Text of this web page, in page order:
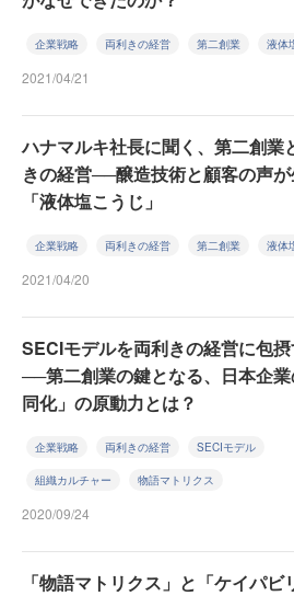
企業戦略 両利きの経営 第二創業 液体
2021/04/21
ハナマルキ社長に聞く、第二創業
きの経営──醸造技術と顧客の声
「液体塩こうじ」
企業戦略 両利きの経営 第二創業 液体
2021/04/20
SECIモデルを両利きの経営に包
──第二創業の鍵となる、日本企
同化」の原動力とは？
企業戦略 両利きの経営 SECIモデル
組織カルチャー 物語マトリクス
2020/09/24
「物語マトリクス」と「ケイパビ